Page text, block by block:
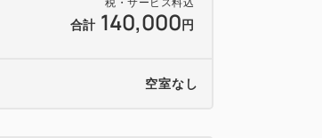
税・サービス料込
合計 140,000 円
空室なし